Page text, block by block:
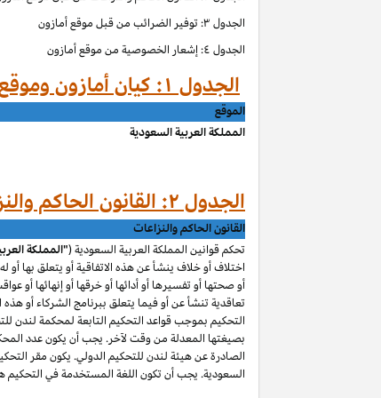
الجدول ۳: توفير الضرائب من قبل موقع أمازون
الجدول ٤: إشعار الخصوصية من موقع أمازون
الجدول ۱: كيان أمازون وموقع أمازون حسب الموق
الموقع
المملكة العربية السعودية
الجدول ۲: القانون الحاكم والنزاعات من قبل موقع أمازون
القانون الحاكم والنزاعات
تحكم قوانين المملكة العربية السعودية ("المملكة
اختلاف أو خلاف ينشأ عن هذه الاتفاقية أو يتعلق بها
أو صحتها أو تفسيرها أو أدائها أو خرقها أو إنهائها أو
تعاقدية تنشأ عن أو فيما يتعلق ببرنامج الشركاء أو هذه
التحكيم بموجب قواعد التحكيم التابعة لمحكمة لندن
بصيغتها المعدلة من وقت لآخر. يجب أن يكون عدد
الصادرة عن هيئة لندن للتحكيم الدولي. يكون مقر
السعودية. يجب أن تكون اللغة المستخدمة في التحكيم